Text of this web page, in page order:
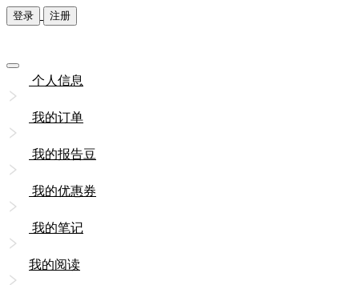
登录 注册
个人信息
我的订单
我的报告豆
我的优惠券
我的笔记
我的阅读